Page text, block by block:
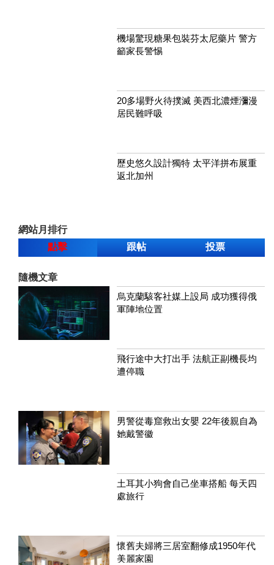
機場驚現糖果包裝芬太尼藥片 警方
籲家長警惕
20多場野火待撲滅 美西北濃煙瀰漫
居民難呼吸
歷史悠久設計獨特 太平洋拼布展重
返北加州
網站月排行
點擊
跟帖 投票
隨機文章
烏克蘭駭客社媒上設局 成功獲得俄
軍陣地位置
飛行途中大打出手 法航正副機長均
遭停職
男警從毒窟救出女嬰 22年後親自為
她戴警徽
土耳其小狗會自己坐車搭船 每天四
處旅行
懷舊夫婦將三居室翻修成1950年代
美麗家園